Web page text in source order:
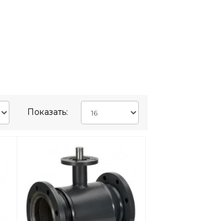
Показать: